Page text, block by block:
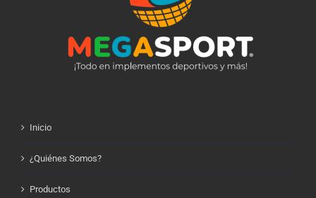
Inicio
¿Quiénes Somos?
Productos